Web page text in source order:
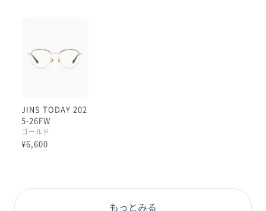
JINS TODAY 202
5-26FW
ゴールド
¥6,600
もっとみる